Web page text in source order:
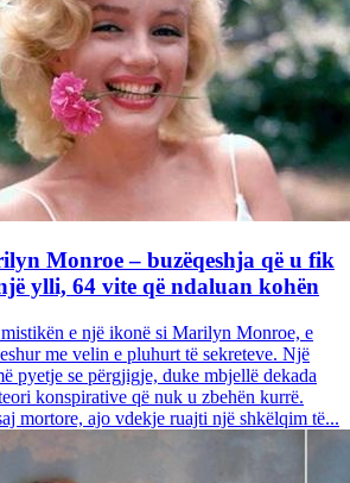
Monroe – buzëqeshja që u fik
ylli, 64 vite që ndaluan kohën
e një ikonë si Marilyn Monroe, e
me velin e pluhurt të sekreteve. Një
pyetje se përgjigje, duke mbjellë dekada
konspirative që nuk u zbehën kurrë.
mortore, ajo vdekje ruajti një shkëlqim të...